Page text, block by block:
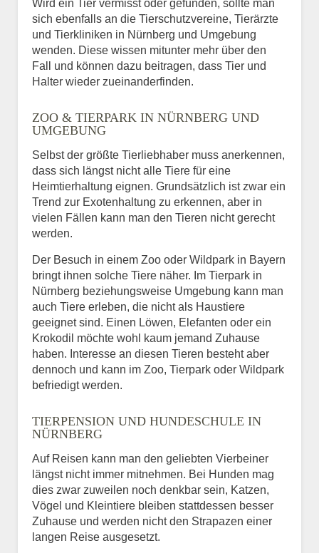
Wird ein Tier vermisst oder gefunden, sollte man
sich ebenfalls an die Tierschutzvereine, Tierärzte
und Tierkliniken in Nürnberg und Umgebung
wenden. Diese wissen mitunter mehr über den
Fall und können dazu beitragen, dass Tier und
Halter wieder zueinanderfinden.
ZOO & TIERPARK IN NÜRNBERG UND
UMGEBUNG
Selbst der größte Tierliebhaber muss anerkennen,
dass sich längst nicht alle Tiere für eine
Heimtierhaltung eignen. Grundsätzlich ist zwar ein
Trend zur Exotenhaltung zu erkennen, aber in
vielen Fällen kann man den Tieren nicht gerecht
werden.
Der Besuch in einem Zoo oder Wildpark in Bayern
bringt ihnen solche Tiere näher. Im Tierpark in
Nürnberg beziehungsweise Umgebung kann man
auch Tiere erleben, die nicht als Haustiere
geeignet sind. Einen Löwen, Elefanten oder ein
Krokodil möchte wohl kaum jemand Zuhause
haben. Interesse an diesen Tieren besteht aber
dennoch und kann im Zoo, Tierpark oder Wildpark
befriedigt werden.
TIERPENSION UND HUNDESCHULE IN
NÜRNBERG
Auf Reisen kann man den geliebten Vierbeiner
längst nicht immer mitnehmen. Bei Hunden mag
dies zwar zuweilen noch denkbar sein, Katzen,
Vögel und Kleintiere bleiben stattdessen besser
Zuhause und werden nicht den Strapazen einer
langen Reise ausgesetzt.